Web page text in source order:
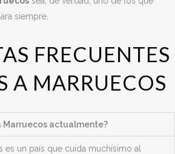
siempre.
FRECUENTES
A MARRUECOS
Marruecos actualmente?
es un país que cuida muchísimo al